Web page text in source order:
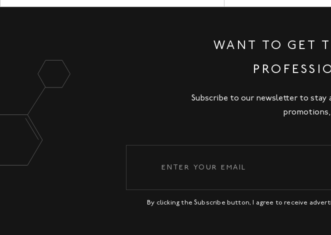
WANT TO GET
Subscribe to our newsletter to
promotions,
By clicking the Subscribe button, I agree to receive